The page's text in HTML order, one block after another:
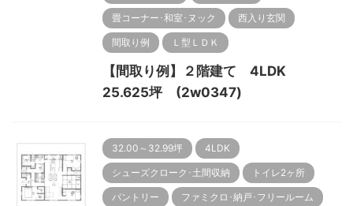
畳コーナー･和室･ヌック 西入り玄関
間取り例 Ｌ型ＬＤＫ
【間取り例】２階建て 4LDK
25.625坪 (2w0347)
32.00～32.99坪 4LDK
シューズクローク･土間収納 トイレ2ヶ所
パントリー ファミクロ･納戸･フリールーム